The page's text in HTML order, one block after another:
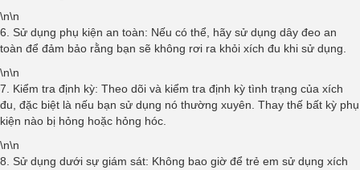
\n\n
6. Sử dụng phụ kiện an toàn: Nếu có thể, hãy sử dụng dây đeo an
toàn để đảm bảo rằng bạn sẽ không rơi ra khỏi xích đu khi sử dụng.
\n\n
7. Kiểm tra định kỳ: Theo dõi và kiểm tra định kỳ tình trạng của xích
đu, đặc biệt là nếu bạn sử dụng nó thường xuyên. Thay thế bất kỳ phụ
kiện nào bị hỏng hoặc hỏng hóc.
\n\n
8. Sử dụng dưới sự giám sát: Không bao giờ để trẻ em sử dụng xích